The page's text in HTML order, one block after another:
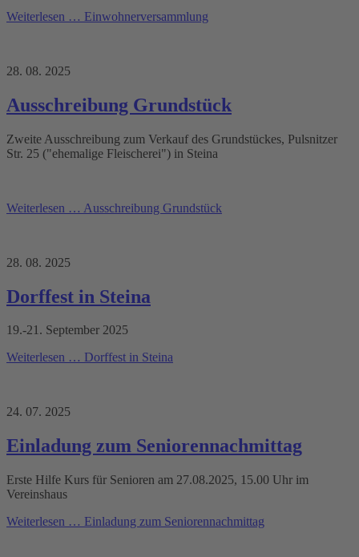
Weiterlesen … Einwohnerversammlung
28. 08. 2025
Ausschreibung Grundstück
Zweite Ausschreibung zum Verkauf des Grundstückes, Pulsnitzer
Str. 25 ("ehemalige Fleischerei") in Steina
Weiterlesen … Ausschreibung Grundstück
28. 08. 2025
Dorffest in Steina
19.-21. September 2025
Weiterlesen … Dorffest in Steina
24. 07. 2025
Einladung zum Seniorennachmittag
Erste Hilfe Kurs für Senioren am 27.08.2025, 15.00 Uhr im
Vereinshaus
Weiterlesen … Einladung zum Seniorennachmittag